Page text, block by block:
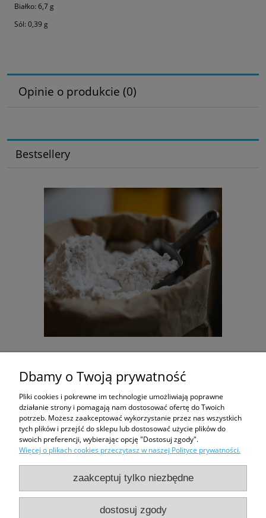
Białko: 6,7 g
Sól: 0,39 g
Opinie o produkcie (0)
Bestsellery
jasna TYP 650 - Prosto z młyna
75,60 zł
Cena regularna:79,60 zł
do koszyka
Zakupy
Moje konto
Dbamy o Twoją prywatność
Pliki cookies i pokrewne im technologie umożliwiają poprawne
działanie strony i pomagają nam dostosować ofertę do Twoich
potrzeb. Możesz zaakceptować wykorzystanie przez nas wszystkich
tych plików i przejść do sklepu lub dostosować użycie plików do
swoich preferencji, wybierając opcję "Dostosuj zgody".
Więcej o plikach cookies przeczytasz w naszej Polityce prywatności.
zaakceptuj tylko niezbędne
dostosuj zgody